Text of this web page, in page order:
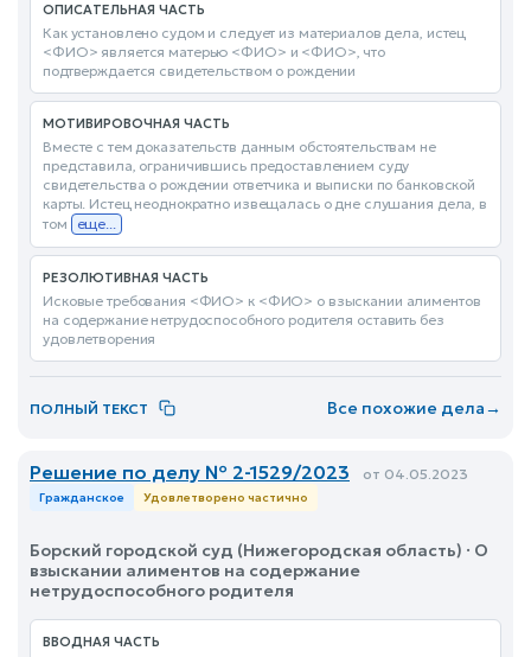
ОПИСАТЕЛЬНАЯ ЧАСТЬ
Как установлено судом и следует из материалов дела, истец
<ФИО> является матерью <ФИО> и <ФИО>, что
подтверждается свидетельством о рождении
МОТИВИРОВОЧНАЯ ЧАСТЬ
Вместе с тем доказательств данным обстоятельствам не
представила, ограничившись предоставлением суду
свидетельства о рождении ответчика и выписки по банковской
карты. Истец неоднократно извещалась о дне слушания дела, в
том
еще...
РЕЗОЛЮТИВНАЯ ЧАСТЬ
Исковые требования <ФИО> к <ФИО> о взыскании алиментов
на содержание нетрудоспособного родителя оставить без
удовлетворения
ПОЛНЫЙ ТЕКСТ Все похожие дела→
Решение по делу № 2-1529/2023 от 04.05.2023
Гражданское Удовлетворено частично
Борский городской суд (Нижегородская область) · О
взыскании алиментов на содержание
нетрудоспособного родителя
ВВОДНАЯ ЧАСТЬ